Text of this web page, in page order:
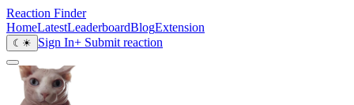
Reaction Finder
HomeLatestLeaderboardBlogExtension
☾ ☀ Sign In+ Submit reaction